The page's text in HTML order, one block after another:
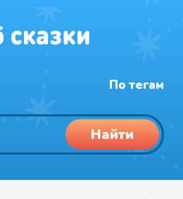
По тегам
Найти